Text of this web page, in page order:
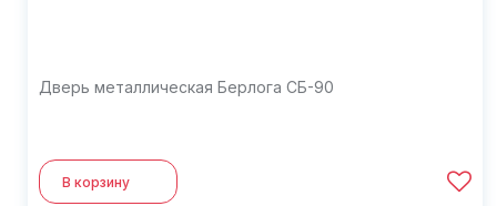
Дверь металлическая Берлога СБ-90
В корзину